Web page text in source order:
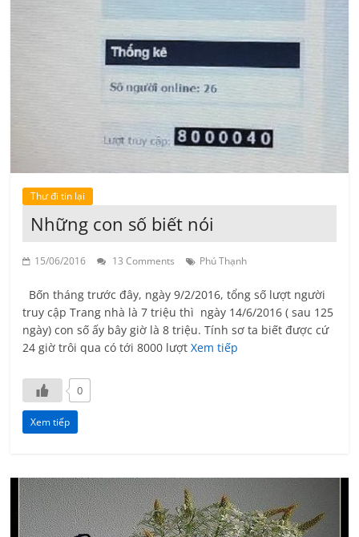
Thư đi tin lại
Những con số biết nói
15/06/2016 13 Comments Phú Thạnh
Bốn tháng trước đây, ngày 9/2/2016, tổng số lượt người
truy cập Trang nhà là 7 triệu thì ngày 14/6/2016 ( sau 125
ngày) con số ấy bây giờ là 8 triệu. Tính sơ ta biết được cứ
24 giờ trôi qua có tới 8000 lượtXem tiếp
0
Xem tiếp